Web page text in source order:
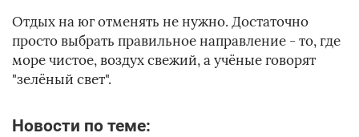
Отдых на юг отменять не нужно. Достаточно
просто выбрать правильное направление - то, где
море чистое, воздух свежий, а учёные говорят
"зелёный свет".
Новости по теме: